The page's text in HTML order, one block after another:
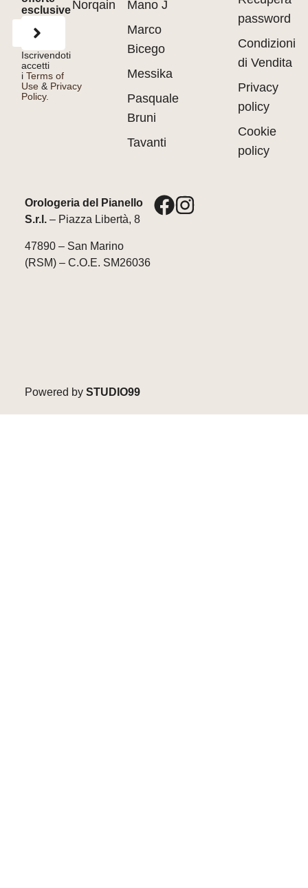
esclusive
Iscrivendoti
accetti
iTerms of
Use & Privacy
Policy.
Norqain
Mano J
Marco
Bicego
Messika
Pasquale
Bruni
Tavanti
password
Condizioni
di Vendita
Privacy
policy
Cookie
policy
Orologeria del Pianello
S.r.l.– Piazza Libertà, 8
47890 – San Marino
(RSM) – C.O.E. SM26036
Powered by STUDIO99